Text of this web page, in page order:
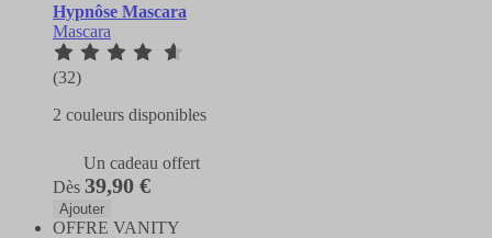
Hypnôse Mascara
Mascara
(32)
2 couleurs disponibles
Un cadeau offert
Dès 39,90 €
Ajouter
OFFRE VANITY